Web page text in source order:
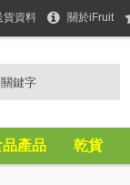
貨資料 關於iFruit
品產品 乾貨